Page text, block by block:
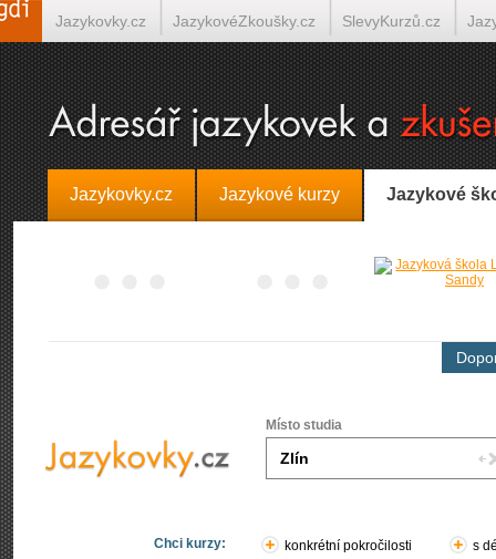
Jazykovky.cz Jazykové kurzy Jazykové
Místo studia
Chci kurzy: konkrétní pokročilosti s
Jazykovky.cz JazykovéZkoušky.cz SlevyKurzů.cz
Španělština on-line Italština on-line Tlumočení-